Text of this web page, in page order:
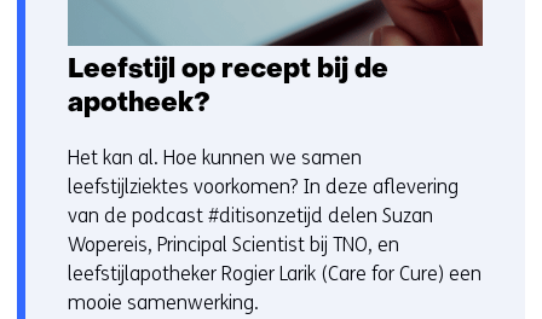
Leefstijl op recept bij de
apotheek?
Het kan al. Hoe kunnen we samen
leefstijlziektes voorkomen? In deze aflevering
van de podcast #ditisonzetijd delen Suzan
Wopereis, Principal Scientist bij TNO, en
leefstijlapotheker Rogier Larik (Care for Cure) een
mooie samenwerking.